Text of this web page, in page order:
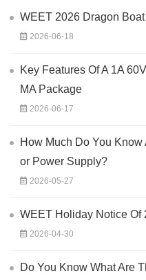
WEET 2026 Dragon
2026-06-18
Key Features Of A 1A
MA Package
2026-06-17
How Much Do You
or Power Supply?
2026-05-27
WEET Holiday Notice Of
2026-04-30
Do You Know What Are